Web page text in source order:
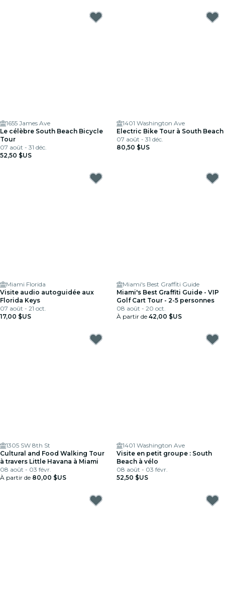
1655 James Ave
Le célèbre South Beach Bicycle
Tour
07 août - 31 déc.
52,50 $US
1401 Washington Ave
Electric Bike Tour à South Beach
07 août - 31 déc.
80,50 $US
Miami Florida
Visite audio autoguidée aux
Florida Keys
07 août - 21 oct.
17,00 $US
Miami's Best Graffiti Guide
Miami's Best Graffiti Guide - VIP
Golf Cart Tour - 2-5 personnes
08 août - 20 oct.
À partir de 42,00 $US
1305 SW 8th St
Cultural and Food Walking Tour
à travers Little Havana à Miami
08 août - 03 févr.
À partir de 80,00 $US
1401 Washington Ave
Visite en petit groupe : South
Beach à vélo
08 août - 03 févr.
52,50 $US